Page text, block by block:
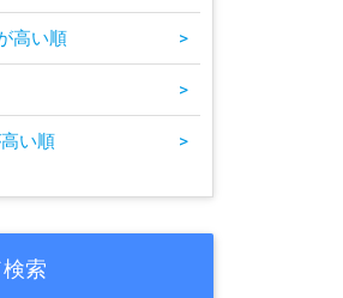
高い順 >
>
い順 >
索